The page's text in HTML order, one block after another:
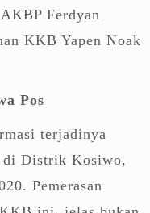
Ferdyan
KKB Yapen Noak
Pos
terjadinya
di Distrik Kosiwo,
Pemerasan